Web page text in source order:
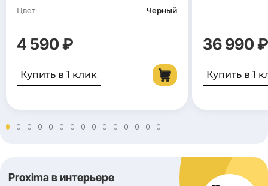
Цвет
Черный
4 590 ₽
Купить в 1 клик
36 990 ₽
Купить в 1
Proxima в интерьере